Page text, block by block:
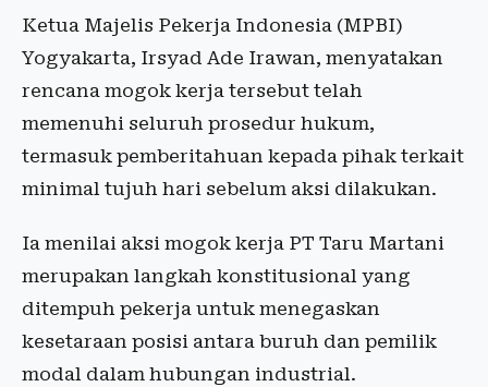
Ketua Majelis Pekerja Indonesia (MPBI)
Yogyakarta, Irsyad Ade Irawan, menyatakan
rencana mogok kerja tersebut telah
memenuhi seluruh prosedur hukum,
termasuk pemberitahuan kepada pihak terkait
minimal tujuh hari sebelum aksi dilakukan.
Ia menilai aksi mogok kerja PT Taru Martani
merupakan langkah konstitusional yang
ditempuh pekerja untuk menegaskan
kesetaraan posisi antara buruh dan pemilik
modal dalam hubungan industrial.